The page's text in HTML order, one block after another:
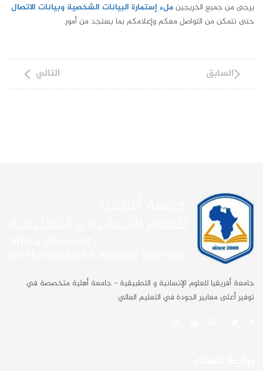
يرجى من جميع الخريجينملء إستمارة البيانات الشخصية وبيانات الاتصال
حتى نتمكن من التواصل معكم وإعلامكم بما يستجد من أمور.
السابق التالي
جامعة أفريقيا للعلوم الإنسانية و التطبيقية - جامعة أهلية متخصصة في
توفير أعلى معايير الجودة في التعليم العالي